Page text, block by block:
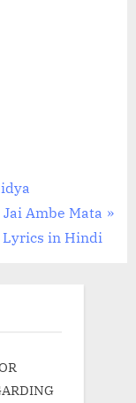
Jai Ambe Mata
in Hindi